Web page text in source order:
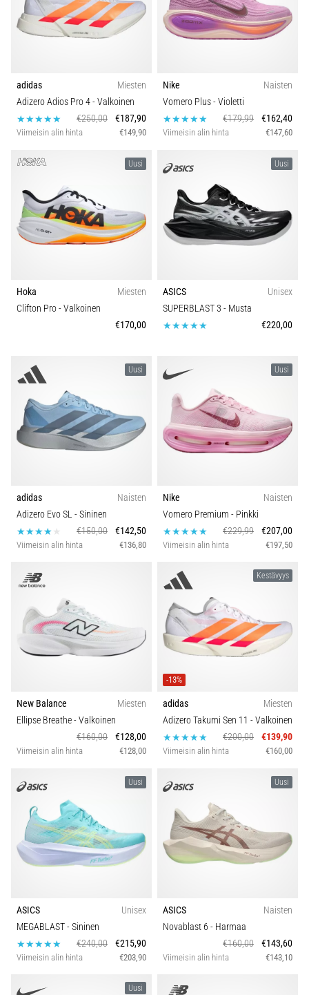
adidas
Miesten
Adizero Adios Pro 4- Valkoinen
€250,00
€187,90
Viimeisin alin hinta €149,90
Nike
Naisten
Vomero Plus- Violetti
€179,99
€162,40
Viimeisin alin hinta €147,60
Uusi
Hoka
Miesten
Clifton Pro- Valkoinen
€170,00
Uusi
ASICS
Unisex
SUPERBLAST 3 - Musta
€220,00
Uusi
adidas
Naisten
Adizero Evo SL - Sininen
€150,00
€142,50
Viimeisin alin hinta €136,80
Uusi
Nike
Naisten
Vomero Premium - Pinkki
€229,99
€207,00
Viimeisin alin hinta €197,50
New Balance
Miesten
Ellipse Breathe- Valkoinen
€160,00
€128,00
Viimeisin alin hinta €128,00
Kestävyys
-13%
adidas
Miesten
Adizero Takumi Sen 11 - Valkoinen
€200,00
€139,90
Viimeisin alin hinta €160,00
Uusi
ASICS
Unisex
MEGABLAST- Sininen
€240,00
€215,90
Viimeisin alin hinta €203,90
Uusi
ASICS
Naisten
Novablast 6 - Harmaa
€160,00
€143,60
Viimeisin alin hinta €143,10
Uusi